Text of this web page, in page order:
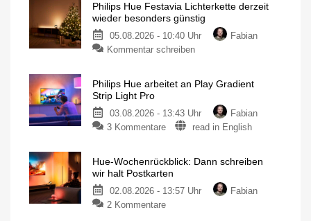
Philips Hue Festavia Lichterkette derzeit
wieder besonders günstig
05.08.2026 - 10:40 Uhr
Fabian
Kommentar schreiben
Philips Hue arbeitet an Play Gradient
Strip Light Pro
03.08.2026 - 13:43 Uhr
Fabian
3 Kommentare
read in English
Hue-Wochenrückblick: Dann schreiben
wir halt Postkarten
02.08.2026 - 13:57 Uhr
Fabian
2 Kommentare